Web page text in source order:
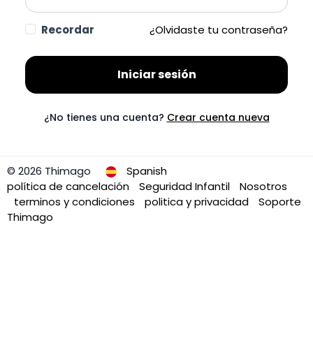
Recordar ¿Olvidaste tu contraseña?
Iniciar sesión
¿No tienes una cuenta? Crear cuenta nueva
© 2026 Thimago
Spanish
política de cancelación
Seguridad Infantil
Nosotros
terminos y condiciones
politica y privacidad
Soporte
Thimago